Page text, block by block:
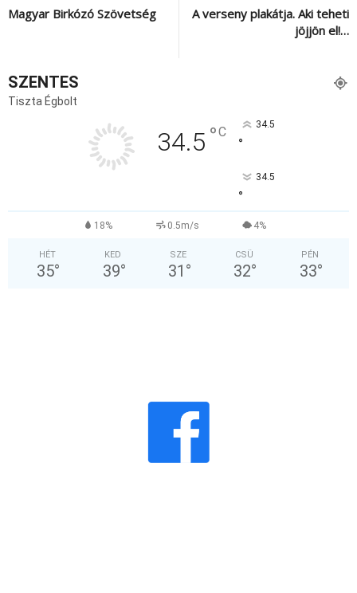
Magyar Birkózó Szövetség
A verseny plakátja. Aki teheti
jöjjön el!…
SZENTES
Tiszta Égbolt
34.5 °C 34.5
°
34.5
°
18% 0.5m/s 4%
HÉT
35°
KED
39°
SZE
31 °
CSÜ
32°
PÉN
33°